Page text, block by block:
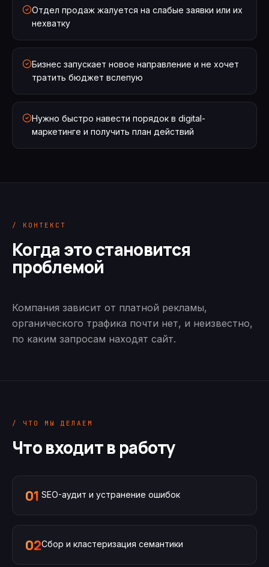
Отдел продаж жалуется на слабые заявки или их
нехватку
Бизнес запускает новое направление и не хочет
тратить бюджет вслепую
Нужно быстро навести порядок в digital-
маркетинге и получить план действий
/ КОНТЕКСТ
Когда это становится
проблемой
Компания зависит от платной рекламы,
органического трафика почти нет, и неизвестно,
по каким запросам находят сайт.
/ ЧТО МЫ ДЕЛАЕМ
Что входит в работу
01 SEO-аудит и устранение ошибок
02Сбор и кластеризация семантики